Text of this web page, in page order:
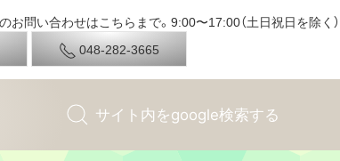
お問い合わせはこちらまで。9:00〜17:00（土日祝日を除く）
048-282-3665